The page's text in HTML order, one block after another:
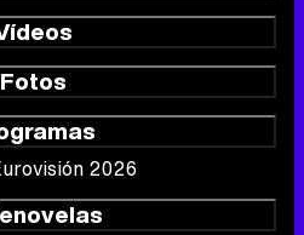
Fotos
2026